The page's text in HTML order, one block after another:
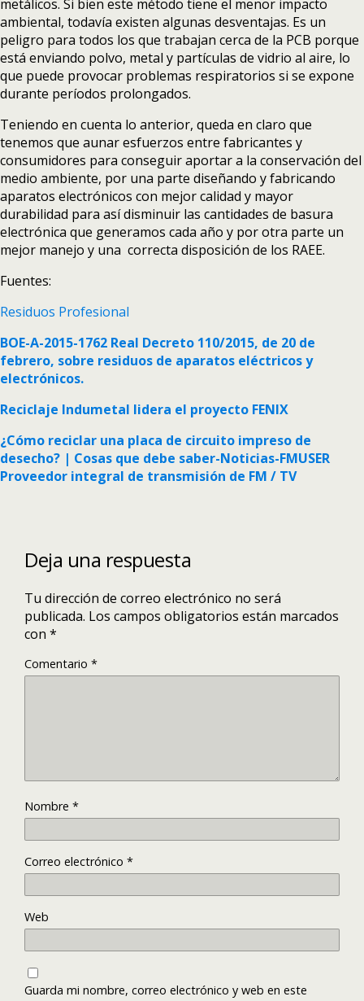
metálicos. Si bien este método tiene el menor impacto
ambiental, todavía existen algunas desventajas. Es un
peligro para todos los que trabajan cerca de la PCB porque
está enviando polvo, metal y partículas de vidrio al aire, lo
que puede provocar problemas respiratorios si se expone
durante períodos prolongados.
Teniendo en cuenta lo anterior, queda en claro que
tenemos que aunar esfuerzos entre fabricantes y
consumidores para conseguir aportar a la conservación del
medio ambiente, por una parte diseñando y fabricando
aparatos electrónicos con mejor calidad y mayor
durabilidad para así disminuir las cantidades de basura
electrónica que generamos cada año y por otra parte un
mejor manejo y una correcta disposición de los RAEE.
Fuentes:
Residuos Profesional
BOE-A-2015-1762 Real Decreto 110/2015, de 20 de
febrero, sobre residuos de aparatos eléctricos y
electrónicos.
Reciclaje Indumetal lidera el proyecto FENIX
¿Cómo reciclar una placa de circuito impreso de
desecho? | Cosas que debe saber-Noticias-FMUSER
Proveedor integral de transmisión de FM / TV
Deja una respuesta
Tu dirección de correo electrónico no será
publicada. Los campos obligatorios están marcados
con *
Comentario *
Nombre *
Correo electrónico *
Web
Guarda mi nombre, correo electrónico y web en este